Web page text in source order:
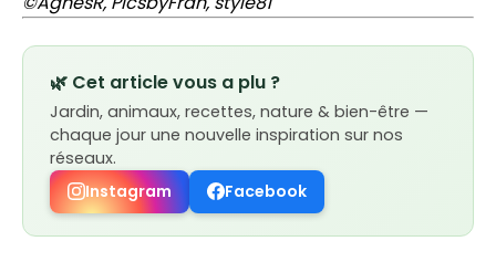
🌿 Cet article vous a plu ?
Jardin, animaux, recettes, nature & bien-être —
chaque jour une nouvelle inspiration sur nos
réseaux.
Instagram
Facebook